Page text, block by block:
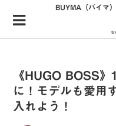
Menu
HOME
34歳独身OLバイマ実践記
BUYMA（バイマ
《HUGO BOSS
に！モデルも愛用
入れよう！